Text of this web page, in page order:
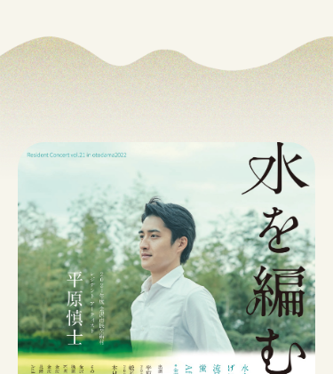
PICK UP WORKS
WORKS
NEWS
SHOP
CONTACT
利用規約
プライバシーポリシー